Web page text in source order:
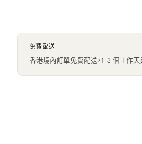
免費配送
香港境內訂單免費配送，1-3 個工作天